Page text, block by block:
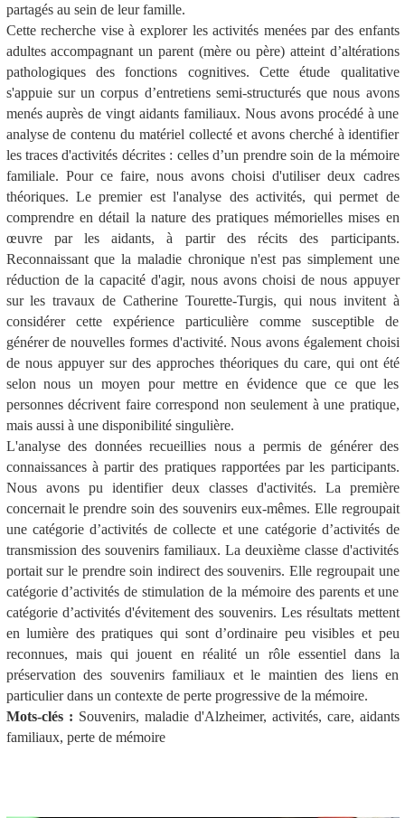
partagés au sein de leur famille.
Cette recherche vise à explorer les activités menées par des enfants
adultes accompagnant un parent (mère ou père) atteint d’altérations
pathologiques des fonctions cognitives. Cette étude qualitative
s'appuie sur un corpus d’entretiens semi-structurés que nous avons
menés auprès de vingt aidants familiaux. Nous avons procédé à une
analyse de contenu du matériel collecté et avons cherché à identifier
les traces d'activités décrites : celles d’un prendre soin de la mémoire
familiale. Pour ce faire, nous avons choisi d'utiliser deux cadres
théoriques. Le premier est l'analyse des activités, qui permet de
comprendre en détail la nature des pratiques mémorielles mises en
œuvre par les aidants, à partir des récits des participants.
Reconnaissant que la maladie chronique n'est pas simplement une
réduction de la capacité d'agir, nous avons choisi de nous appuyer
sur les travaux de Catherine Tourette-Turgis, qui nous invitent à
considérer cette expérience particulière comme susceptible de
générer de nouvelles formes d'activité. Nous avons également choisi
de nous appuyer sur des approches théoriques du care, qui ont été
selon nous un moyen pour mettre en évidence que ce que les
personnes décrivent faire correspond non seulement à une pratique,
mais aussi à une disponibilité singulière.
L'analyse des données recueillies nous a permis de générer des
connaissances à partir des pratiques rapportées par les participants.
Nous avons pu identifier deux classes d'activités. La première
concernait le prendre soin des souvenirs eux-mêmes. Elle regroupait
une catégorie d’activités de collecte et une catégorie d’activités de
transmission des souvenirs familiaux. La deuxième classe d'activités
portait sur le prendre soin indirect des souvenirs. Elle regroupait une
catégorie d’activités de stimulation de la mémoire des parents et une
catégorie d’activités d'évitement des souvenirs. Les résultats mettent
en lumière des pratiques qui sont d’ordinaire peu visibles et peu
reconnues, mais qui jouent en réalité un rôle essentiel dans la
préservation des souvenirs familiaux et le maintien des liens en
particulier dans un contexte de perte progressive de la mémoire.
Mots-clés : Souvenirs, maladie d'Alzheimer, activités, care, aidants
familiaux, perte de mémoire